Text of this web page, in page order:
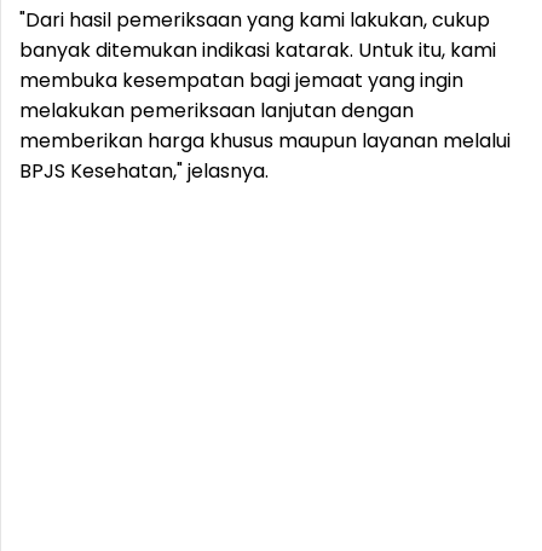
"Dari hasil pemeriksaan yang kami lakukan, cukup
banyak ditemukan indikasi katarak. Untuk itu, kami
membuka kesempatan bagi jemaat yang ingin
melakukan pemeriksaan lanjutan dengan
memberikan harga khusus maupun layanan melalui
BPJS Kesehatan," jelasnya.